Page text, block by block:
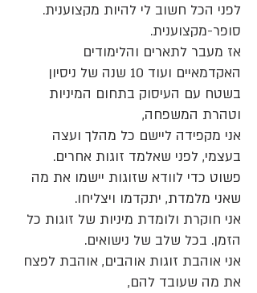
לפני הכל חשוב לי להיות מקצוענית.
סופר-מקצוענית.
אז מעבר לתארים והלימודים
האקדמאיים ועוד 10 שנה של ניסיון
בשטח עם העיסוק בתחום המיניות
וטהרת המשפחה,
אני מקפידה ליישם כל מהלך ועצה
בעצמי, לפני שאלמד זוגות אחרים.
פשוט כדי לוודא שזוגות יישמו את מה
שאני מלמדת, יתקדמו ויצליחו.
אני חוקרת ולומדת מיניות של זוגות כל
הזמן. בכל שלב של נישואים.
אני אוהבת זוגות אוהבים, אוהבת לפצח
את מה שעובד להם,